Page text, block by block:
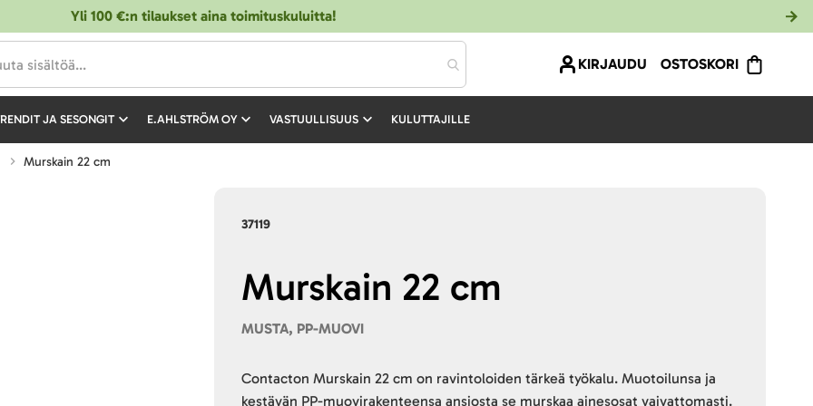
Yli 100 €:n tilaukset aina toimituskuluitta!
KIRJAUDU OSTOSKORI
JA SESONGIT E.AHLSTRÖM OY VASTUULLISUUS KULUTTAJILLE
Murskain 22 cm
37119
Murskain 22 cm
MUSTA, PP-MUOVI
Contacton Murskain 22 cm on ravintoloiden tärkeä työkalu. Muotoilunsa ja
kestävän PP-muovirakenteensa ansiosta se murskaa ainesosat vaivattomasti.